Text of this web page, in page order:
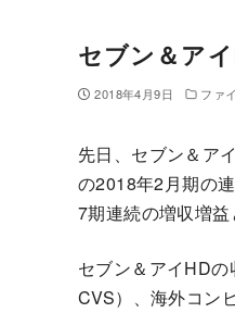
セブン＆ア
2018年4月9日 ファ
先日、セブン＆ア
の2018年2月期の
7期連続の増収増益
セブン＆アイHD
CVS）、海外コン